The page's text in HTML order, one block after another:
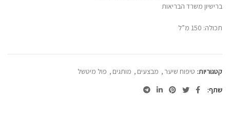
ברישיון משרד הבריאות
תכולה: 150 מ”ל
קטגוריות: טיפוח שיער , מבצעים , מותגים , פול מיטשל
שתף